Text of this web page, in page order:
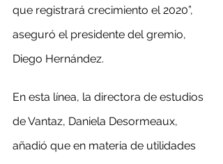
que registrará crecimiento el 2020”,
aseguró el presidente del gremio,
Diego Hernández.
En esta línea, la directora de estudios
de Vantaz, Daniela Desormeaux,
añadió que en materia de utilidades